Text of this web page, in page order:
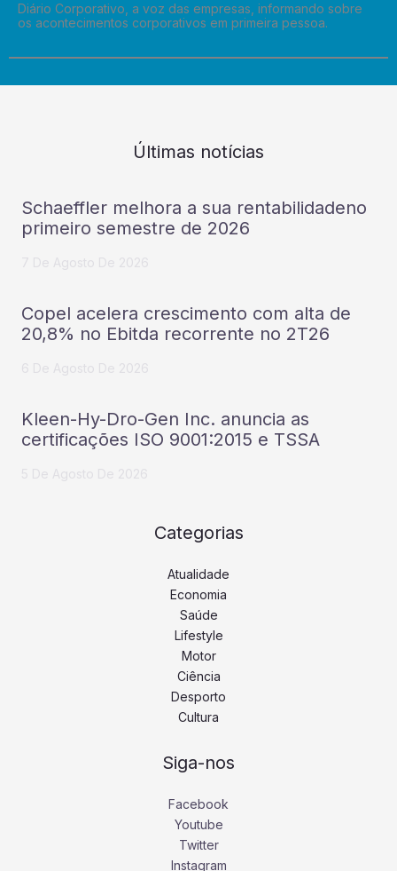
Diário Corporativo, a voz das empresas, informando sobre
os acontecimentos corporativos em primeira pessoa.
Últimas notícias
Schaeffler melhora a sua rentabilidadeno
primeiro semestre de 2026
Copel acelera crescimento com alta de
20,8% no Ebitda recorrente no 2T26
Kleen-Hy-Dro-Gen Inc. anuncia as
certificações ISO 9001:2015 e TSSA
Categorias
Atualidade
Economia
Saúde
Lifestyle
Motor
Ciência
Desporto
Cultura
Siga-nos
Facebook
Youtube
Twitter
Instagram